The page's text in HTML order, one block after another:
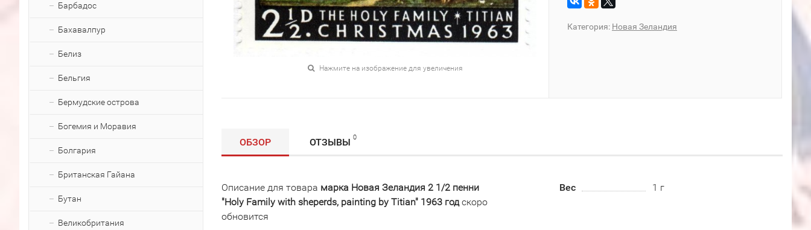
Барбадос
Бахавалпур
Белиз
Бельгия
Бермудские острова
Богемия и Моравия
Болгария
Британская Гайана
Бутан
Великобритания
Нажмите на изображение для увеличения
Категория: Новая Зеландия
ОБЗОР ОТЗЫВЫ 0
Описание для товара марка Новая Зеландия 2 1/2 пенни
"Holy Family with sheperds, painting by Titian" 1963 годскоро
обновится
Вес 1 г